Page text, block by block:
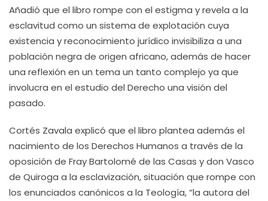
Añadió que el libro rompe con el estigma y revela a la
esclavitud como un sistema de explotación cuya
existencia y reconocimiento jurídico invisibiliza a una
población negra de origen africano, además de hacer
una reflexión en un tema un tanto complejo ya que
involucra en el estudio del Derecho una visión del
pasado.
Cortés Zavala explicó que el libro plantea además el
nacimiento de los Derechos Humanos a través de la
oposición de Fray Bartolomé de las Casas y don Vasco
de Quiroga a la esclavización, situación que rompe con
los enunciados canónicos a la Teología, “la autora del